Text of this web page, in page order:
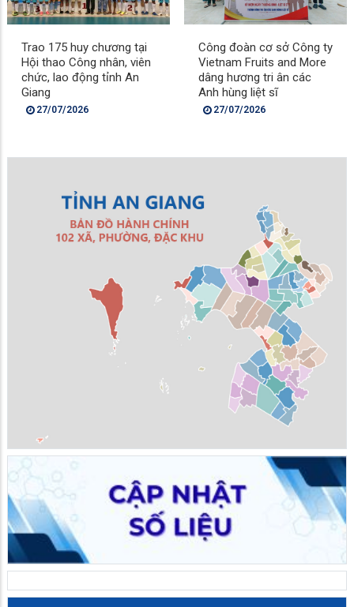
Trao 175 huy chương tại
Hội thao Công nhân, viên
chức, lao động tỉnh An
Giang
27/07/2026
Công đoàn cơ sở Công ty
Vietnam Fruits and More
dâng hương tri ân các
Anh hùng liệt sĩ
27/07/2026